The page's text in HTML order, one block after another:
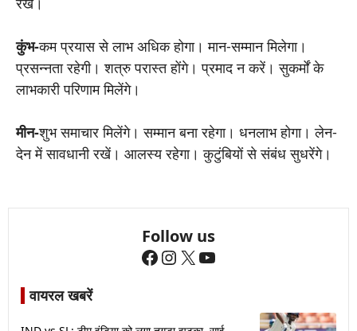
कुंभ-कम प्रयास से लाभ अधिक होगा। मान-सम्मान मिलेगा।
प्रसन्नता रहेगी। शत्रु परास्त होंगे। प्रमाद न करें। सुकर्मों के
लाभकारी परिणाम मिलेंगे।
मीन-शुभ समाचार मिलेंगे। सम्मान बना रहेगा। धनलाभ होगा। लेन-
देन में सावधानी रखें। आलस्य रहेगा। कुटुंबियों से संबंध सुधरेंगे।
Follow us
Facebook
Instagram
X YouTube
वायरल खबरें